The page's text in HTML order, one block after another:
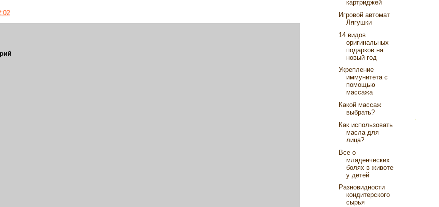
картриджей
Игровой автомат
Лягушки
14 видов
оригинальных
подарков на
новый год
Укрепление
иммунитета с
помощью
массажа
Какой массаж
выбрать?
Как использовать
масла для
лица?
Все о
младенческих
болях в животе
у детей
Разновидности
кондитерского
сырья